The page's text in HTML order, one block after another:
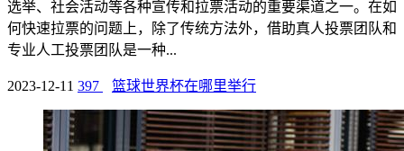
选举、社会活动等各种宣传和拉票活动的重要渠道之一。在如
何快速拉票的问题上，除了传统方法外，借助真人投票团队和
专业人工投票团队是一种...
2023-12-11 397 篮球世界杯在哪里举行